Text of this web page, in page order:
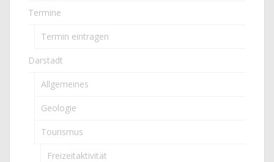
Termine
Termin eintragen
Darstadt
Allgemeines
Geologie
Tourismus
Freizeitaktivität